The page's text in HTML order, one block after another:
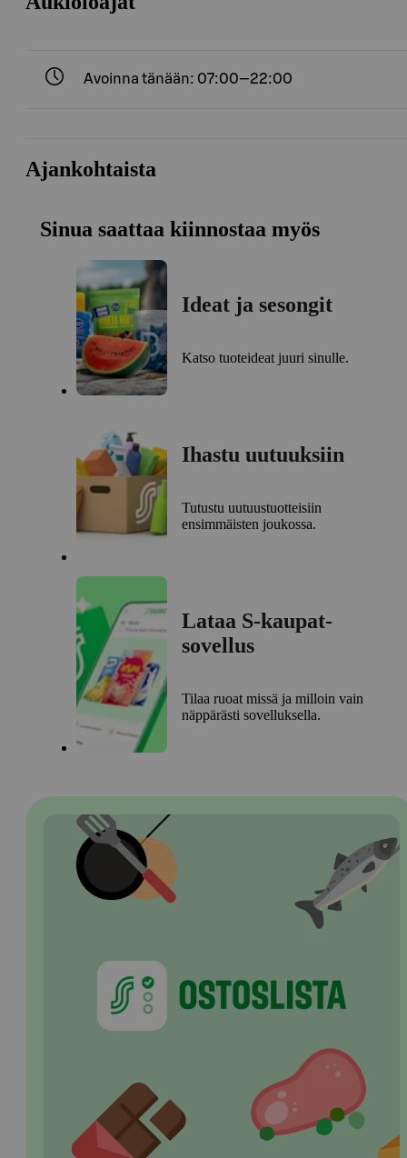
Avoinna tänään: 07:00—22:00
Ajankohtaista
Sinua saattaa kiinnostaa myös
Ideat ja sesongit
Katso tuoteideat juuri sinulle.
Ihastu uutuuksiin
Tutustu uutuustuotteisiin
ensimmäisten joukossa.
Lataa S-kaupat-
sovellus
Tilaa ruoat missä ja milloin vain
näppärästi sovelluksella.